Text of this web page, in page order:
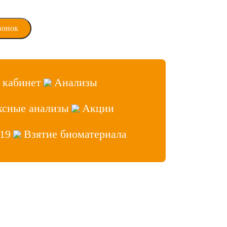
Анализы
анализы Акции
Взятие биоматериала